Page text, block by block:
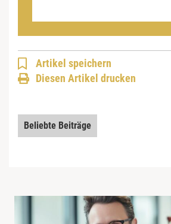
Artikel speichern
Diesen Artikel drucken
Beliebte Beiträge